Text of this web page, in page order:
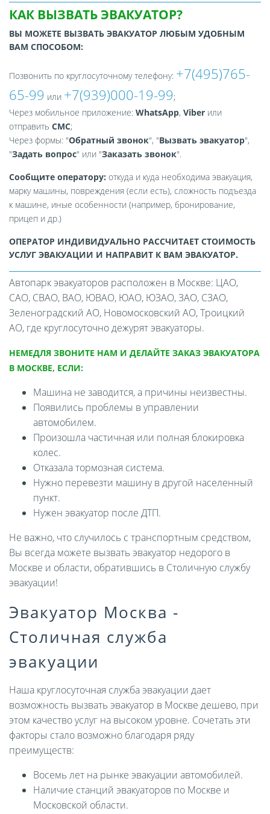
КАК ВЫЗВАТЬ ЭВАКУАТОР?
ВЫ МОЖЕТЕ ВЫЗВАТЬ ЭВАКУАТОР ЛЮБЫМ УДОБНЫМ
ВАМ СПОСОБОМ:
Позвонить по круглосуточному телефону: +7(495)765-
65-99 или +7(939)000-19-99;
Через мобильное приложение: WhatsApp, Viber или
отправить СМС;
Через формы: "Обратный звонок", "Вызвать эвакуатор",
"Задать вопрос" или "Заказать звонок".
Сообщите оператору: откуда и куда необходима эвакуация,
марку машины, повреждения (если есть), сложность подъезда
к машине, иные особенности (например, бронирование,
прицеп и др.)
ОПЕРАТОР ИНДИВИДУАЛЬНО РАССЧИТАЕТ СТОИМОСТЬ
УСЛУГ ЭВАКУАЦИИ И НАПРАВИТ К ВАМ ЭВАКУАТОР.
Автопарк эвакуаторов расположен в Москве: ЦАО,
САО, СВАО, ВАО, ЮВАО, ЮАО, ЮЗАО, ЗАО, СЗАО,
Зеленоградский АО, Новомосковский АО, Троицкий
АО, где круглосуточно дежурят эвакуаторы.
НЕМЕДЛЯ ЗВОНИТЕ НАМ И ДЕЛАЙТЕ ЗАКАЗ ЭВАКУАТОРА
В МОСКВЕ, ЕСЛИ:
Машина не заводится, а причины неизвестны.
Появились проблемы в управлении
автомобилем.
Произошла частичная или полная блокировка
колес.
Отказала тормозная система.
Нужно перевезти машину в другой населенный
пункт.
Нужен эвакуатор после ДТП.
Не важно, что случилось с транспортным средством,
Вы всегда можете вызвать эвакуатор недорого в
Москве и области, обратившись в Столичную службу
эвакуации!
Эвакуатор Москва -
Столичная служба
эвакуации
Наша круглосуточная служба эвакуации дает
возможность вызвать эвакуатор в Москве дешево, при
этом качество услуг на высоком уровне. Сочетать эти
факторы стало возможно благодаря ряду
преимуществ:
Восемь лет на рынке эвакуации автомобилей.
Наличие станций эвакуаторов по Москве и
Московской области.